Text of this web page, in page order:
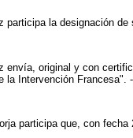
participa la designación
envía, original y con
la Intervención
participa que, con